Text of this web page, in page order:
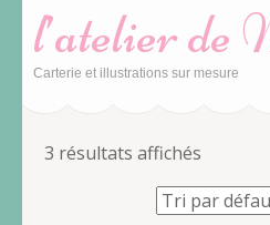
contenu
(Pressez
l’atelier
Carterie et illustrations sur mesure
3 résultats affichés